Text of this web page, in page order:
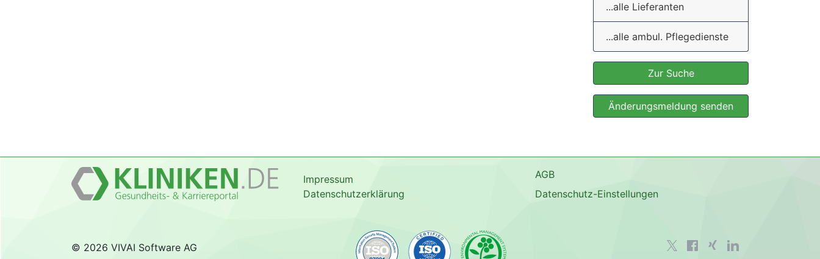
...alle Lieferanten
...alle ambul. Pflegedienste
Zur Suche
Änderungsmeldung senden
Impressum
Datenschutzerklärung
AGB
Datenschutz-Einstellungen
© 2026 VIVAI Software AG